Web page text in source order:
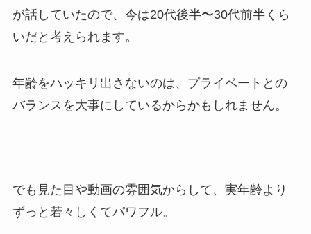
が話していたので、今は20代後半〜30代前半くら
いだと考えられます。
年齢をハッキリ出さないのは、プライベートとの
バランスを大事にしているからかもしれません。
でも見た目や動画の雰囲気からして、実年齢より
ずっと若々しくてパワフル。